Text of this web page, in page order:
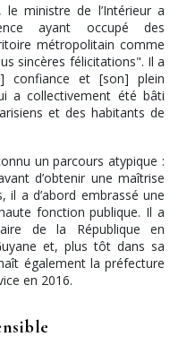
ministre de l’Intérieur a
ayant occupé des
métropolitain comme
sincères félicitations". Il a
confiance et [son] plein
a collectivement été bâti
et des habitants de
un parcours atypique :
d’obtenir une maîtrise
a d’abord embrassé une
fonction publique. Il a
de la République en
et, plus tôt dans sa
également la préfecture
en 2016.